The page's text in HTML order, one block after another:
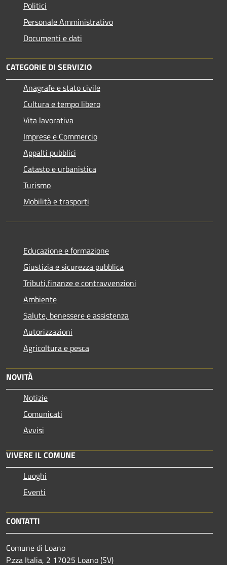
Politici
Personale Amministrativo
Documenti e dati
CATEGORIE DI SERVIZIO
Anagrafe e stato civile
Cultura e tempo libero
Vita lavorativa
Imprese e Commercio
Appalti pubblici
Catasto e urbanistica
Turismo
Mobilità e trasporti
Educazione e formazione
Giustizia e sicurezza pubblica
Tributi,finanze e contravvenzioni
Ambiente
Salute, benessere e assistenza
Autorizzazioni
Agricoltura e pesca
NOVITÀ
Notizie
Comunicati
Avvisi
VIVERE IL COMUNE
Luoghi
Eventi
CONTATTI
Comune di Loano
P.zza Italia, 2 17025 Loano (SV)